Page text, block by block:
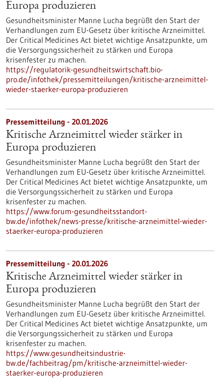
Europa produzieren
Gesundheitsminister Manne Lucha begrüßt den Start der
Verhandlungen zum EU-Gesetz über kritische Arzneimittel.
Der Critical Medicines Act bietet wichtige Ansatzpunkte, um
die Versorgungssicherheit zu stärken und Europa
krisenfester zu machen.
https://regulatorik-gesundheitswirtschaft.bio-
pro.de/infothek/pressemitteilungen/kritische-arzneimittel-
wieder-staerker-europa-produzieren
Pressemitteilung - 20.01.2026
Kritische Arzneimittel wieder stärker in
Europa produzieren
Gesundheitsminister Manne Lucha begrüßt den Start der
Verhandlungen zum EU-Gesetz über kritische Arzneimittel.
Der Critical Medicines Act bietet wichtige Ansatzpunkte, um
die Versorgungssicherheit zu stärken und Europa
krisenfester zu machen.
https://www.forum-gesundheitsstandort-
bw.de/infothek/news-presse/kritische-arzneimittel-wieder-
staerker-europa-produzieren
Pressemitteilung - 20.01.2026
Kritische Arzneimittel wieder stärker in
Europa produzieren
Gesundheitsminister Manne Lucha begrüßt den Start der
Verhandlungen zum EU-Gesetz über kritische Arzneimittel.
Der Critical Medicines Act bietet wichtige Ansatzpunkte, um
die Versorgungssicherheit zu stärken und Europa
krisenfester zu machen.
https://www.gesundheitsindustrie-
bw.de/fachbeitrag/pm/kritische-arzneimittel-wieder-
staerker-europa-produzieren